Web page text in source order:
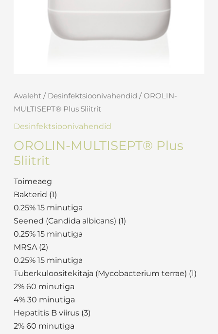
Avaleht / Desinfektsioonivahendid / OROLIN-
MULTISEPT® Plus 5liitrit
Desinfektsioonivahendid
OROLIN-MULTISEPT® Plus
5liitrit
Toimeaeg
Bakterid (1)
0.25% 15 minutiga
Seened (Candida albicans) (1)
0.25% 15 minutiga
MRSA (2)
0.25% 15 minutiga
Tuberkuloositekitaja (Mycobacterium terrae) (1)
2% 60 minutiga
4% 30 minutiga
Hepatitis B viirus (3)
2% 60 minutiga